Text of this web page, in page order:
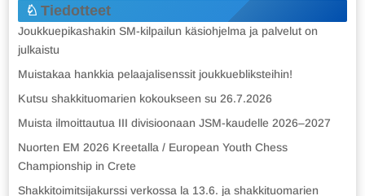
Tiedotteet
Joukkuepikashakin SM-kilpailun käsiohjelma ja palvelut on
julkaistu
Muistakaa hankkia pelaajalisenssit joukkuebliksteihin!
Kutsu shakkituomarien kokoukseen su 26.7.2026
Muista ilmoittautua III divisioonaan JSM-kaudelle 2026–2027
Nuorten EM 2026 Kreetalla / European Youth Chess
Championship in Crete
Shakkitoimitsijakurssi verkossa la 13.6. ja shakkituomarien